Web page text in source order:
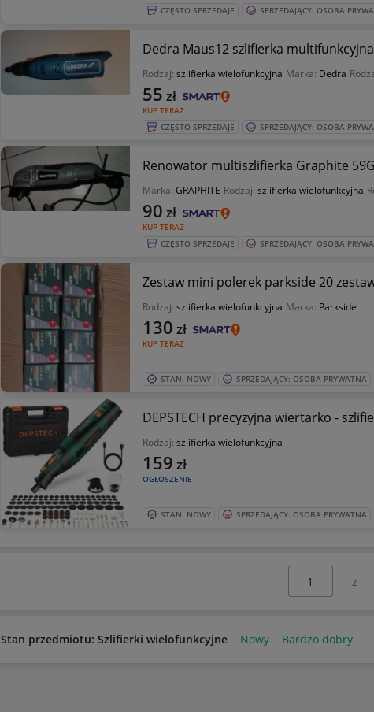
CZĘSTO SPRZEDAJE SPRZEDAJĄCY: OSOBA
Dedra Maus12 szlifierka multifunkcyjna
Rodzaj: szlifierka wielofunkcyjna Marka: Dedra
KUP TERAZ
55 zł
CZĘSTO SPRZEDAJE SPRZEDAJĄCY: OSOBA
Renowator multiszlifierka Graphite
Marka: GRAPHITE Rodzaj: szlifierka wielofunkcyjna
KUP TERAZ
90 zł
CZĘSTO SPRZEDAJE SPRZEDAJĄCY: OSOBA
Zestaw mini polerek parkside 20
Rodzaj: szlifierka wielofunkcyjna Marka: Parkside
KUP TERAZ
130 zł
STAN: NOWY SPRZEDAJĄCY: OSOBA PRYWATNA
DEPSTECH precyzyjna wiertarko -
Rodzaj: szlifierka wielofunkcyjna
OGŁOSZENIE
159 zł
STAN: NOWY SPRZEDAJĄCY: OSOBA PRYWATNA
z
Stan przedmiotu: Szlifierki wielofunkcyjne Nowy Bardzo dobry